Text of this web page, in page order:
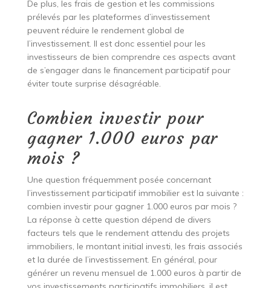
De plus, les frais de gestion et les commissions
prélevés par les plateformes d’investissement
peuvent réduire le rendement global de
l’investissement. Il est donc essentiel pour les
investisseurs de bien comprendre ces aspects avant
de s’engager dans le financement participatif pour
éviter toute surprise désagréable.
Combien investir pour
gagner 1.000 euros par
mois ?
Une question fréquemment posée concernant
l’investissement participatif immobilier est la suivante :
combien investir pour gagner 1.000 euros par mois ?
La réponse à cette question dépend de divers
facteurs tels que le rendement attendu des projets
immobiliers, le montant initial investi, les frais associés
et la durée de l’investissement. En général, pour
générer un revenu mensuel de 1.000 euros à partir de